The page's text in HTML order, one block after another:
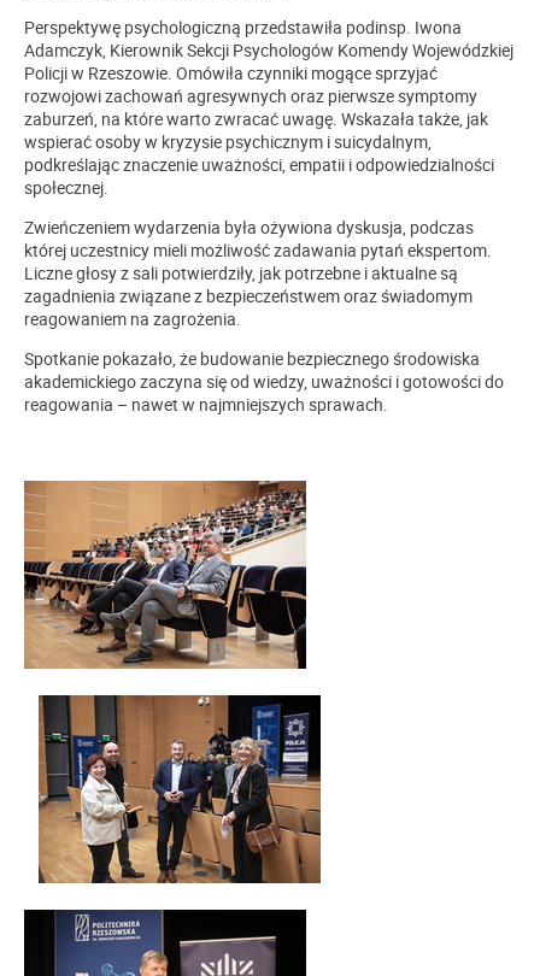
Perspektywę psychologiczną przedstawiła podinsp. Iwona
Adamczyk, Kierownik Sekcji Psychologów Komendy Wojewódzkiej
Policji w Rzeszowie. Omówiła czynniki mogące sprzyjać
rozwojowi zachowań agresywnych oraz pierwsze symptomy
zaburzeń, na które warto zwracać uwagę. Wskazała także, jak
wspierać osoby w kryzysie psychicznym i suicydalnym,
podkreślając znaczenie uważności, empatii i odpowiedzialności
społecznej.
Zwieńczeniem wydarzenia była ożywiona dyskusja, podczas
której uczestnicy mieli możliwość zadawania pytań ekspertom.
Liczne głosy z sali potwierdziły, jak potrzebne i aktualne są
zagadnienia związane z bezpieczeństwem oraz świadomym
reagowaniem na zagrożenia.
Spotkanie pokazało, że budowanie bezpiecznego środowiska
akademickiego zaczyna się od wiedzy, uważności i gotowości do
reagowania – nawet w najmniejszych sprawach.